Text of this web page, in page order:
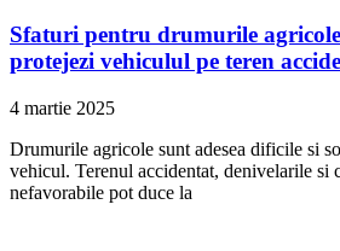
Sfaturi pentru drumurile
protejezi vehiculul pe teren
4 martie 2025
Drumurile agricole sunt adesea dificile si
vehicul. Terenul accidentat, denivelarile si
nefavorabile pot duce la